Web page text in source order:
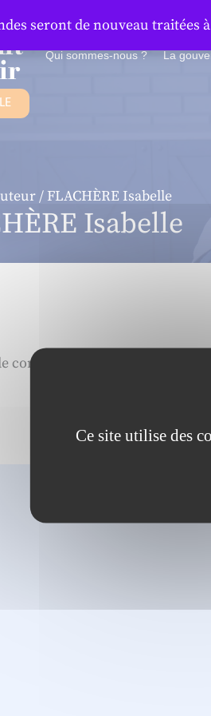
Qui sommes-nous ? La
/ FLACHÈRE Isabelle
Isabelle
conférences en sciences de
seront de nouveau traitées
Ce site utilise des